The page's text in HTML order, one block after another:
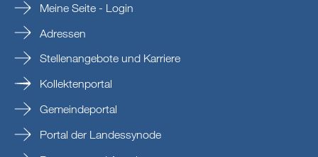
Meine Seite - Login
Adressen
Stellenangebote und Karriere
Kollektenportal
Gemeindeportal
Portal der Landessynode